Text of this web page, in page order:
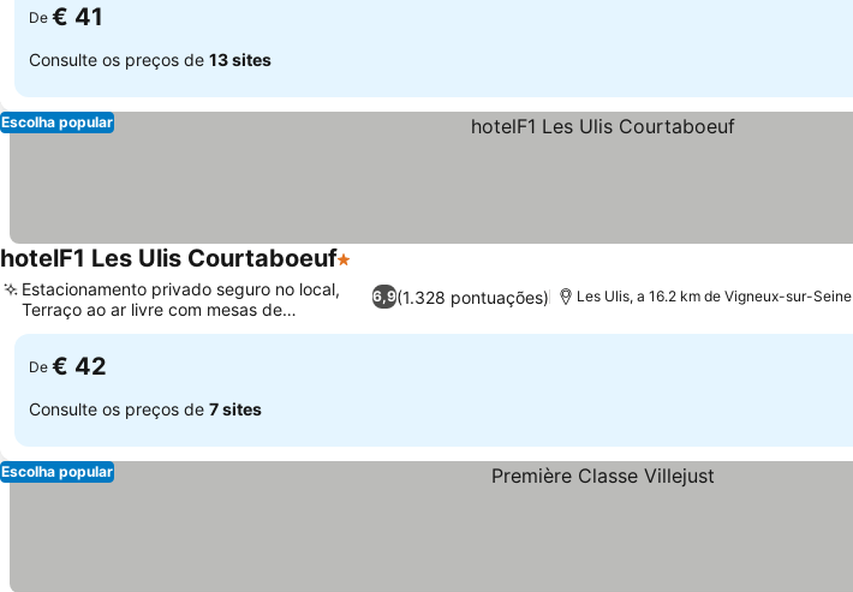
De € 41
Consulte os preços de 13 sites
Escolha popular
hotelF1 Les Ulis Courtaboeuf1 Estrelas
6,9(1.328 pontuações)
Estacionamento privado seguro no local,
Terraço ao ar livre com mesas de
piquenique
Les Ulis, a 16.2 km de Vigneux-sur-Seine
De € 42
Consulte os preços de 7 sites
Escolha popular